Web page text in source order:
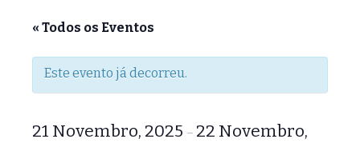
« Todos os Eventos
Este evento já decorreu.
21 Novembro, 2025 – 22 Novembro,